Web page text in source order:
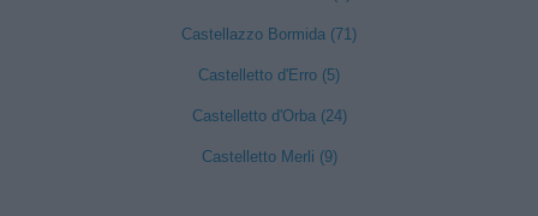
Castellazzo Bormida (71)
Castelletto d'Erro (5)
Castelletto d'Orba (24)
Castelletto Merli (9)